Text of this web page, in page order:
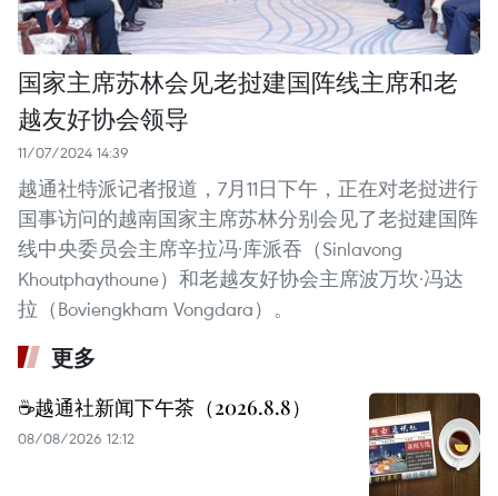
国家主席苏林会见老挝建国阵线主席和老
越友好协会领导
11/07/2024 14:39
越通社特派记者报道，7月11日下午，正在对老挝进行
国事访问的越南国家主席苏林分别会见了老挝建国阵
线中央委员会主席辛拉冯·库派吞（Sinlavong
Khoutphaythoune）和老越友好协会主席波万坎·冯达
拉（Boviengkham Vongdara）。
更多
☕️越通社新闻下午茶（2026.8.8）
08/08/2026 12:12